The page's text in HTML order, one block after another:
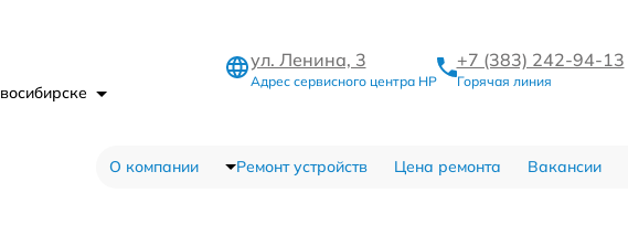
ул. Ленина, 3
Адрес сервисного центра HP
+7 (383) 242-94-13
Горячая линия
О компании Ремонт устройств Цена ремонта Вакансии